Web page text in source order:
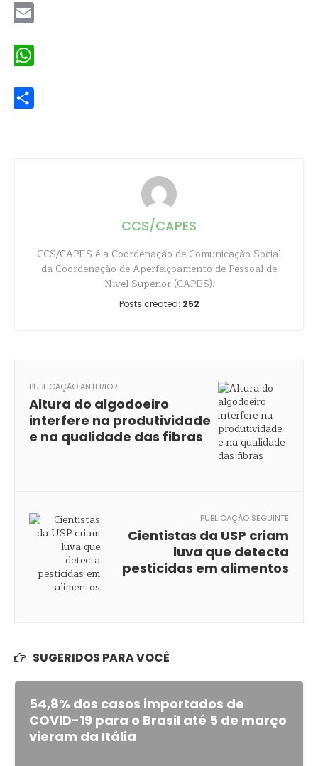
CCS/CAPES
CCS/CAPES é a Coordenação de Comunicação Social
da Coordenação de Aperfeiçoamento de Pessoal de
Nível Superior (CAPES).
Posts created: 252
PUBLICAÇÃO ANTERIOR
Altura do algodoeiro
interfere na produtividade
e na qualidade das fibras
PUBLICAÇÃO SEGUINTE
Cientistas da USP criam
luva que detecta
pesticidas em alimentos
SUGERIDOS PARA VOCÊ
54,8% dos casos importados de
COVID-19 para o Brasil até 5 de março
vieram da Itália